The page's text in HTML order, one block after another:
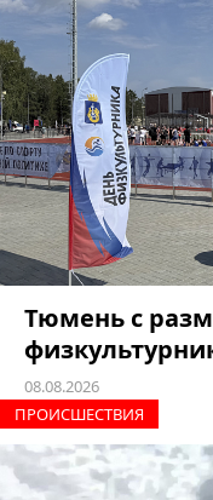
Тюмень с
08.08.2026
ПРОИCШЕСТВИЯ